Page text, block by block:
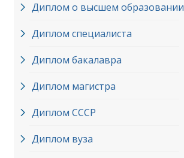
Диплом о высшем образовании
Диплом специалиста
Диплом бакалавра
Диплом магистра
Диплом СССР
Диплом вуза